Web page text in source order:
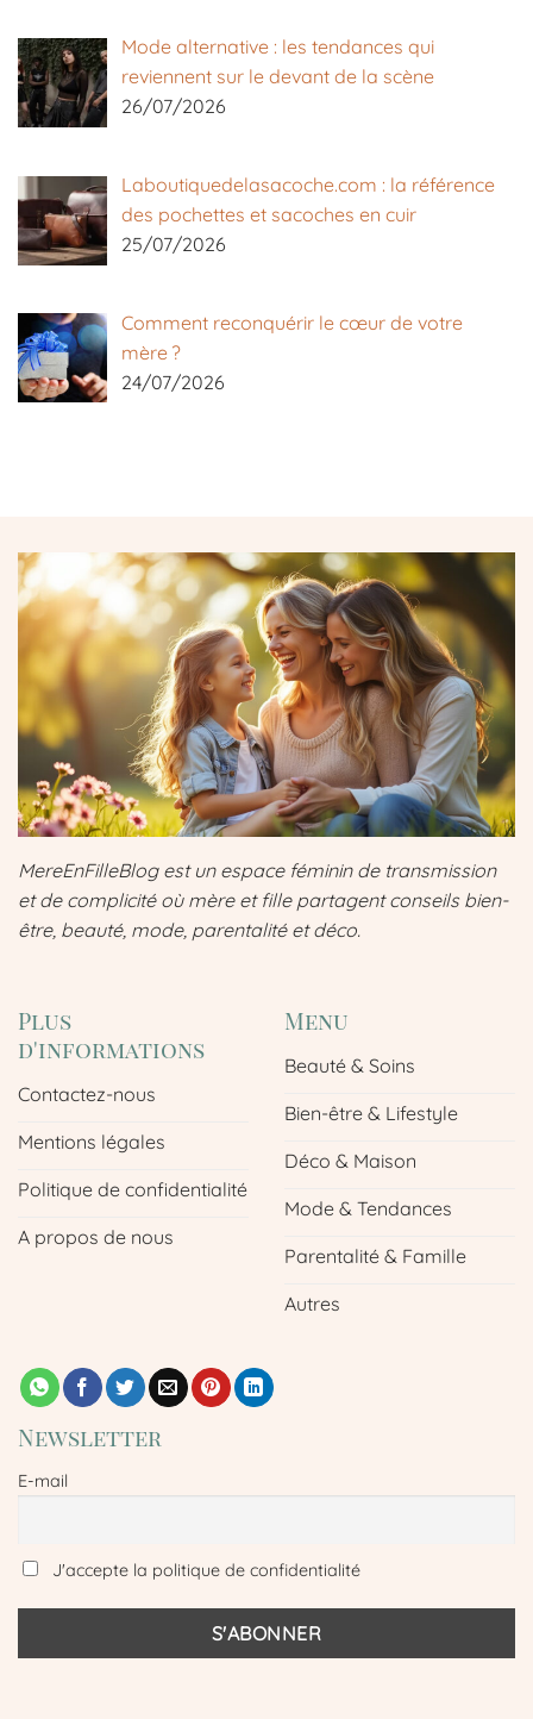
Mode alternative : les tendances qui
reviennent sur le devant de la scène
26/07/2026
Laboutiquedelasacoche.com : la référence
des pochettes et sacoches en cuir
25/07/2026
Comment reconquérir le cœur de votre
mère ?
24/07/2026
MereEnFilleBlog est un espace féminin de transmission
et de complicité où mère et fille partagent conseils bien-
être, beauté, mode, parentalité et déco.
Plus
d'informations
Contactez-nous
Mentions légales
Politique de confidentialité
A propos de nous
Menu
Beauté & Soins
Bien-être & Lifestyle
Déco & Maison
Mode & Tendances
Parentalité & Famille
Autres
Newsletter
E-mail
J'accepte la politique de confidentialité